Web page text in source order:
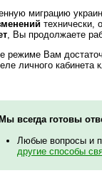
миграцию
технически,
, Вы продолжаете
режиме Вам
личного кабинета
Мы всегда готовы
Любые вопросы и
другие способы